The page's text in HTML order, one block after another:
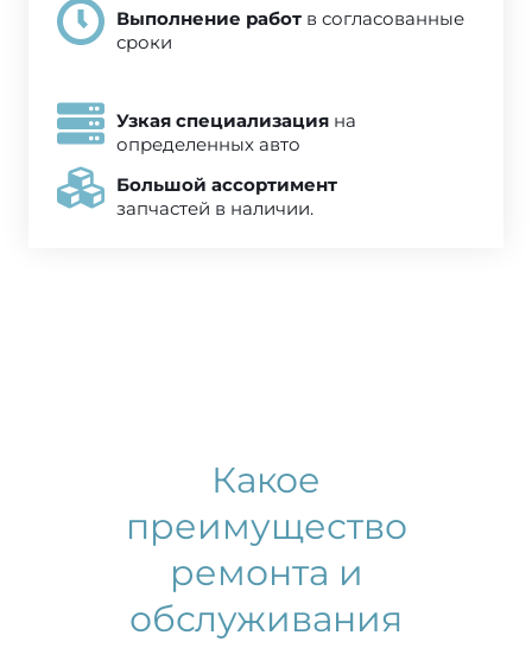
Выполнение работ в согласованные
сроки
Узкая специализация на
определенных авто
Большой ассортимент
запчастей в наличии.
Какое
преимущество
ремонта и
обслуживания